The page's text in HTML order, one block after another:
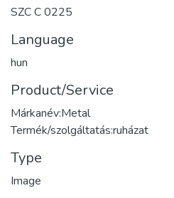
SZC C 0225
Language
hun
Product/Service
Márkanév:Metal
Termék/szolgáltatás:ruházat
Type
Image